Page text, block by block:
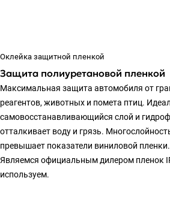
Оклейка защитной пленкой
Защита полиуретановой пленкой
Максимальная защита автомобиля от
реагентов, животных и помета птиц.
самовосстанавливающийся слой и
отталкивает воду и грязь.
превышает показатели виниловой
Являемся официальным дилером пленок
используем.